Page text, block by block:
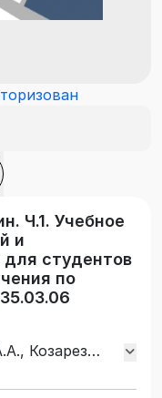
Ч.1. Учебное
и
студентов
по
Козарез